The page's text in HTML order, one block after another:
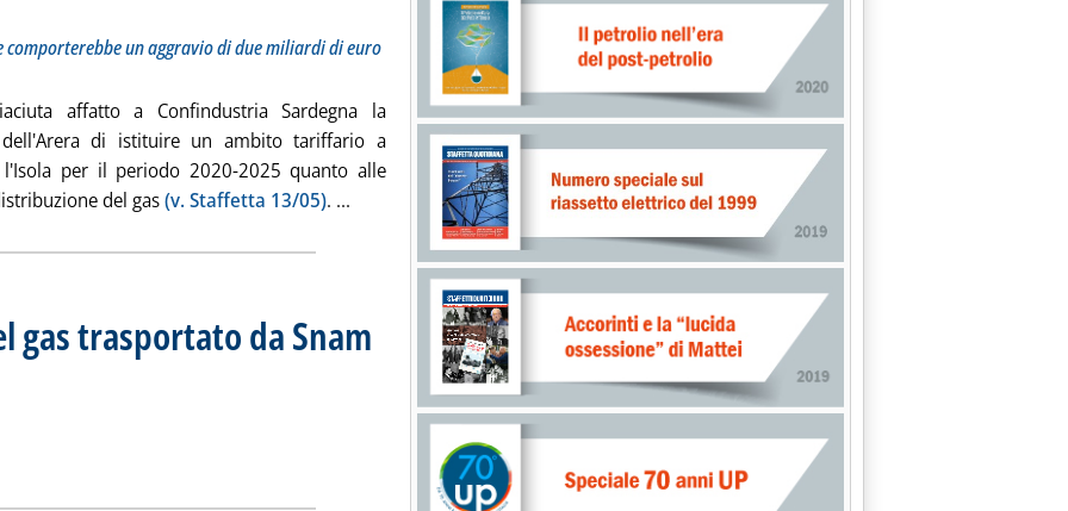
un aggravio di due miliardi di euro
affatto a Confindustria Sardegna la
di istituire un ambito tariffario a
per il periodo 2020-2025 quanto alle
del gas(v. Staffetta 13/05). ... Leggi tutta la notizia: 'Tariffe distribuzione gas, Confindustria Sardegna contro
trasportato da Snam
25 maggio 2019
14.2.
del gas trasportato da Snam Rete Gas'